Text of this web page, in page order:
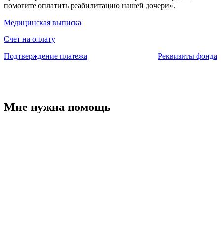
помогите оплатить реабилитацию нашей дочери».
Медицинская выписка
Счет на оплату
Подтверждение платежа
Реквизиты фонда
Мне нужна помощь